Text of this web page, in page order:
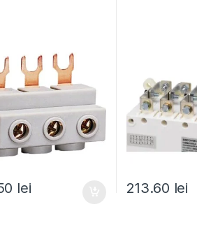
lei 213.60 lei